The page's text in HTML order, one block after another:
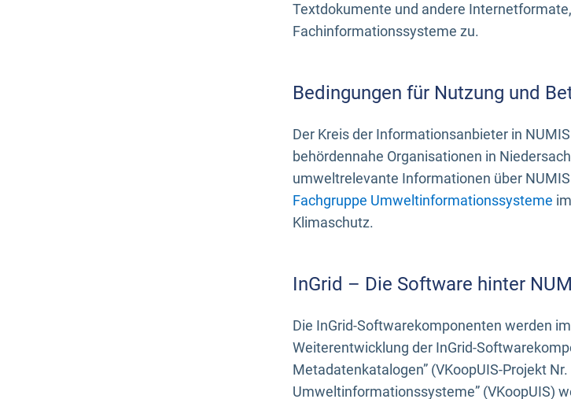
Textdokumente und andere
Fachinformationssysteme zu.
Bedingungen für Nutzung und
Der Kreis der Informationsanbieter in
behördennahe Organisationen in
umweltrelevante Informationen über
Fachgruppe Umweltinformationssysteme
Klimaschutz.
InGrid – Die Software hinter
Die InGrid-Softwarekomponenten werden
Weiterentwicklung der InGrid-
Metadatenkatalogen” (VKoopUIS-Projekt
Umweltinformationssysteme” (VKoopUIS)